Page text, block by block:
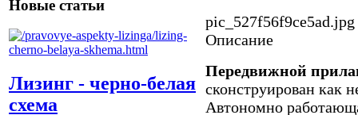
Новые статьи
Лизинг - черно-белая
схема
pic_527f56f9ce5ad.jpg
Описание
Передвижной
сконструирован как
Автономно